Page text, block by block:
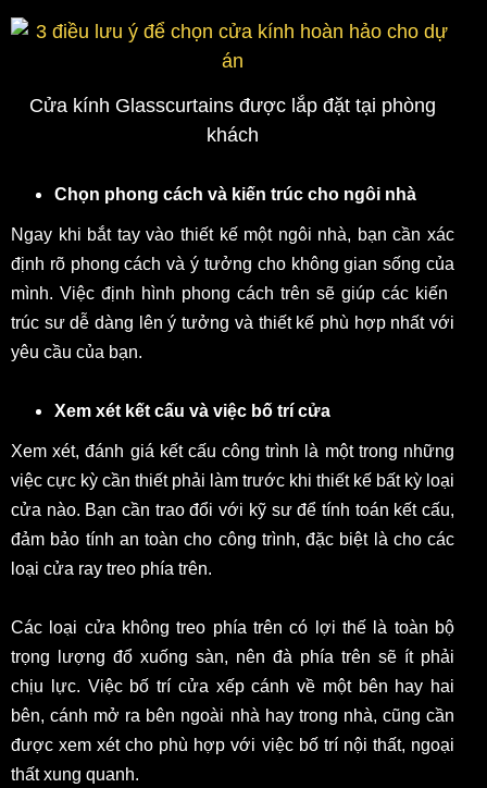
Cửa kính Glasscurtains được lắp đặt tại phòng
khách
Chọn phong cách và kiến trúc cho ngôi nhà
Ngay khi bắt tay vào thiết kế một ngôi nhà, bạn cần xác
định rõ phong cách và ý tưởng cho không gian sống của
mình. Việc định hình phong cách trên sẽ giúp các kiến ​​
trúc sư dễ dàng lên ý tưởng và thiết kế phù hợp nhất với
yêu cầu của bạn.
Xem xét kết cấu và việc bố trí cửa
Xem xét, đánh giá kết cấu công trình là một trong những
việc cực kỳ cần thiết phải làm trước khi thiết kế bất kỳ loại
cửa nào. Bạn cần trao đổi với kỹ sư để tính toán kết cấu,
đảm bảo tính an toàn cho công trình, đặc biệt là cho các
loại cửa ray treo phía trên.
Các loại cửa không treo phía trên có lợi thế là toàn bộ
trọng lượng đổ xuống sàn, nên đà phía trên sẽ ít phải
chịu lực. Việc bố trí cửa xếp cánh về một bên hay hai
bên, cánh mở ra bên ngoài nhà hay trong nhà, cũng cần
được xem xét cho phù hợp với việc bố trí nội thất, ngoại
thất xung quanh.